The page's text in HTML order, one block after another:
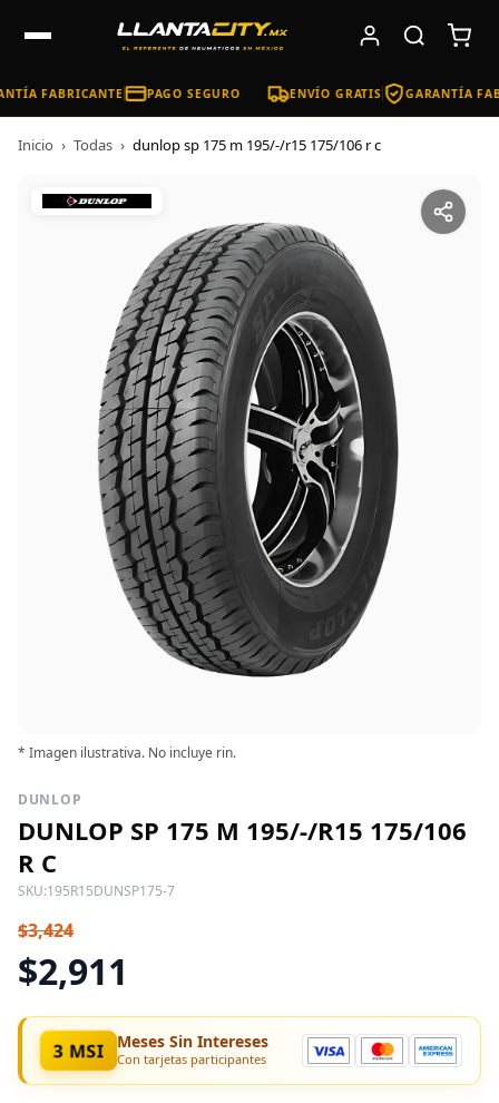
FABRICANTE PAGO SEGURO ENVÍO GRATIS GARANTÍA
Inicio › Todas › dunlop sp 175 m 195/-/r15 175/106 r c
* Imagen ilustrativa. No incluye rin.
DUNLOP
DUNLOP SP 175 M 195/-/R15 175/106
R C
SKU:195R15DUNSP175-7
$3,424
$2,911
3 MSI Meses Sin Intereses
Con tarjetas participantes